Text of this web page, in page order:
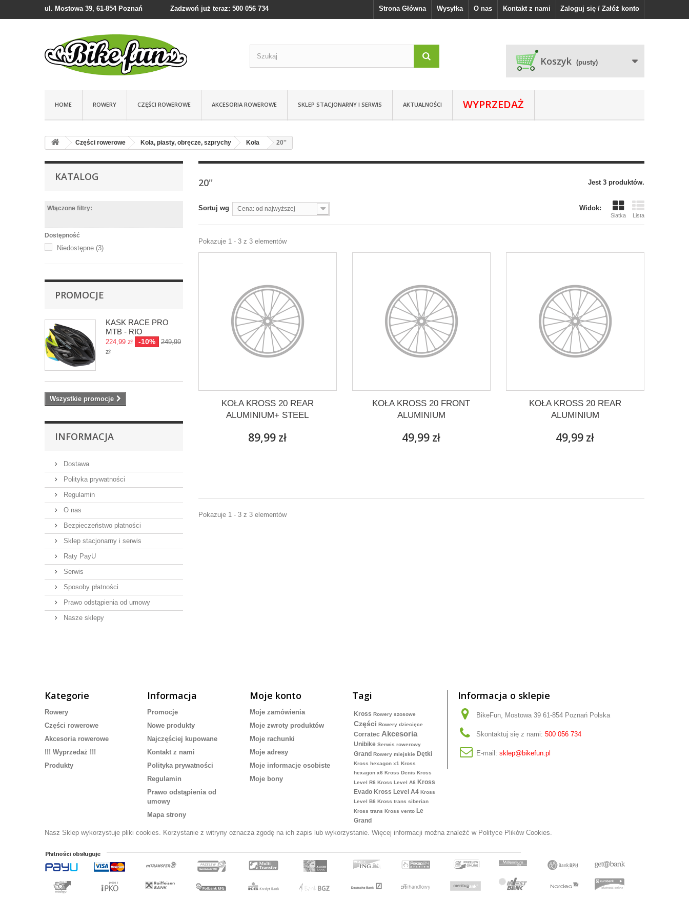
Zaloguj się / Załóż konto
Kontakt z nami
O nas
Wysyłka
Strona Główna
ul. Mostowa 39, 61-854 Poznań Zadzwoń już teraz: 500 056 734
Koszyk (pusty)
HOME ROWERY CZĘŚCI ROWEROWE AKCESORIA ROWEROWE SKLEP STACJONARNY I SERWIS AKTUALNOŚCI WYPRZEDAŻ
Części rowerowe Koła, piasty, obręcze, szprychy Koła 20''
KATALOG
Włączone filtry:
Dostępność
Niedostępne (3)
PROMOCJE
KASK RACE PRO
MTB - RIO
224,99 zł -10%
249,99
zł
Wszystkie promocje
INFORMACJA
Dostawa
Polityka prywatności
Regulamin
O nas
Bezpieczeństwo płatności
Sklep stacjonarny i serwis
Raty PayU
Serwis
Sposoby płatności
Prawo odstąpienia od umowy
Nasze sklepy
20'' Jest 3 produktów.
Widok:
Siatka Lista
Sortuj wg Cena: od najwyższej
Pokazuje 1 - 3 z 3 elementów
KOŁA KROSS 20 REAR
ALUMINIUM+ STEEL
89,99 zł
KOŁA KROSS 20 FRONT
ALUMINIUM
49,99 zł
KOŁA KROSS 20 REAR
ALUMINIUM
49,99 zł
Pokazuje 1 - 3 z 3 elementów
Kategorie
Rowery
Części rowerowe
Akcesoria rowerowe
!!! Wyprzedaż !!!
Produkty
Informacja
Promocje
Nowe produkty
Najczęściej kupowane
Kontakt z nami
Polityka prywatności
Regulamin
Prawo odstąpienia od
umowy
Mapa strony
Moje konto
Moje zamówienia
Moje zwroty produktów
Moje rachunki
Moje adresy
Moje informacje osobiste
Moje bony
Tagi
Kross Rowery szosowe
Części Rowery dziecięce
Corratec Akcesoria
Unibike Serwis rowerowy
Grand Rowery miejskie Dętki
Kross hexagon x1 Kross
hexagon x6 Kross Denis Kross
Level R6 Kross Level A6 Kross
Evado Kross Level A4 Kross
Level B6 Kross trans siberian
Kross trans Kross vento Le
Grand
Informacja o sklepie
BikeFun, Mostowa 39 61-854 Poznań Polska
Skontaktuj się z nami: 500 056 734
E-mail: sklep@bikefun.pl
Nasz Sklep wykorzystuje pliki cookies. Korzystanie z witryny oznacza zgodę na ich zapis lub wykorzystanie. Więcej informacji można znaleźć w Polityce Plików Cookies.